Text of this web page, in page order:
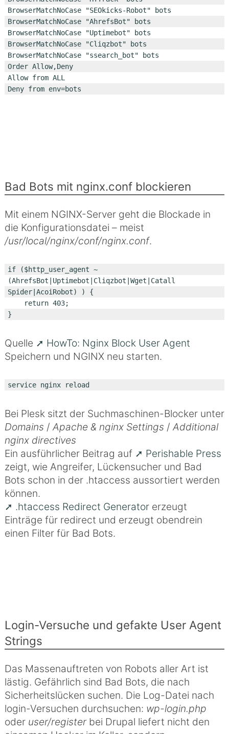
BrowserMatchNoCase "SEOkicks-Robot" bots
BrowserMatchNoCase "AhrefsBot" bots
BrowserMatchNoCase "Uptimebot" bots
BrowserMatchNoCase "Cliqzbot" bots
BrowserMatchNoCase "ssearch_bot" bots
Order Allow,Deny
Allow from ALL
Bad Bots mit nginx.conf blockieren
Mit einem NGINX-Server geht die Blockade in
die Konfigurationsdatei – meist
/usr/local/nginx/conf/nginx.conf.
if ($http_user_agent ~
(AhrefsBot|Uptimebot|Cliqzbot|Wget|Catall
Spider|AcoiRobot) ) {
Quelle
HowTo: Nginx Block User Agent
Speichern und NGINX neu starten.
service nginx reload
Bei Plesk sitzt der Suchmaschinen-Blocker unter
Domains / Apache & nginx Settings / Additional
nginx directives
Ein ausführlicher Beitrag auf
Perishable Press
zeigt, wie Angreifer, Lückensucher und Bad
Bots schon in der .htaccess aussortiert werden
können.
.htaccess Redirect Generatorerzeugt
Einträge für redirect und erzeugt obendrein
einen Filter für Bad Bots.
Login-Versuche und gefakte User Agent
Strings
Das Massenauftreten von Robots aller Art ist
lästig. Gefährlich sind Bad Bots, die nach
Sicherheitslücken suchen. Die Log-Datei nach
login-Versuchen durchsuchen: wp-login.php
oder user/registerbei Drupal liefert nicht den